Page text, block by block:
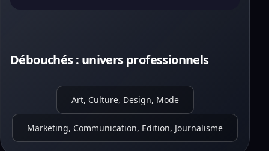
Débouchés : univers professionnels
Art, Culture, Design, Mode
Marketing, Communication, Edition, Journalisme